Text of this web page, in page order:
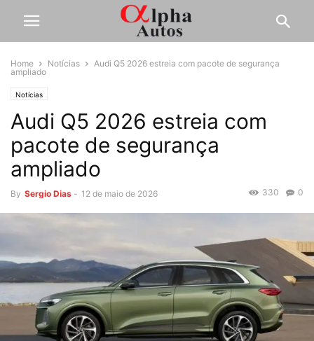
Home Notícias
Audi Q5 2026 estreia com pacote de segurança
ampliado
Notícias
Audi Q5 2026 estreia com
pacote de segurança
ampliado
By Sergio Dias - 12 de maio de 2026 0
330